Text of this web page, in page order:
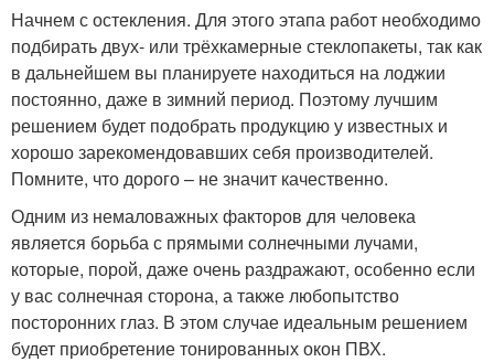
Начнем с остекления. Для этого этапа работ необходимо
подбирать двух- или трёхкамерные стеклопакеты, так как
в дальнейшем вы планируете находиться на лоджии
постоянно, даже в зимний период. Поэтому лучшим
решением будет подобрать продукцию у известных и
хорошо зарекомендовавших себя производителей.
Помните, что дорого – не значит качественно.
Одним из немаловажных факторов для человека
является борьба с прямыми солнечными лучами,
которые, порой, даже очень раздражают, особенно если
у вас солнечная сторона, а также любопытство
посторонних глаз. В этом случае идеальным решением
будет приобретение тонированных окон ПВХ.